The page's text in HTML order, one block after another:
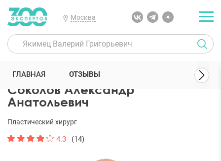
Москва
300 Экспертов Пластические хирурги Соколов Александр
Соколов Александр
Анатольевич
Пластический хирург
4.3 (14)
ГЛАВНАЯ ОТЗЫВЫ